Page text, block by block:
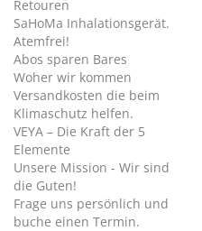
Retouren
SaHoMa Inhalationsgerät.
Atemfrei!
Abos sparen Bares
Woher wir kommen
Versandkosten die beim
Klimaschutz helfen.
VEYA – Die Kraft der 5
Elemente
Unsere Mission - Wir sind
die Guten!
Frage uns persönlich und
buche einen Termin.